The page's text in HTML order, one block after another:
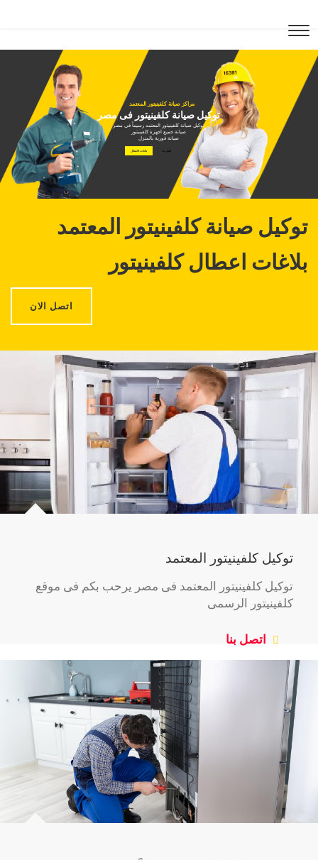
مراكز صيانة كلفينيتور المعتمد
توكيل صيانة كلفينيتور فى مصر
توكيل صيانة كلفينيتور المعتمد رسيماً فى مصر
صيانة جميع اجهزة كلفينيتور
صيانة فورية بالمنزل
بلاغات الاعطال اتصل بنا
توكيل صيانة كلفينيتور المعتمد
بلاغات اعطال كلفينيتور
اتصل الان
توكيل كلفينيتور المعتمد
توكيل كلفينيتور المعتمد فى مصر يرحب بكم فى موقع
كلفينيتور الرسمى